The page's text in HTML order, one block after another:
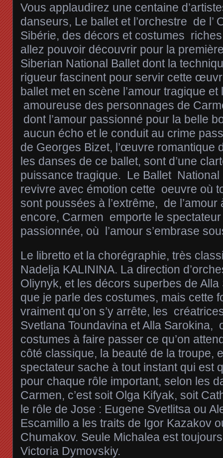
Vous applaudirez une centaine
danseurs, Le ballet et l’orchestre de l’
Sibérie, des décors et costumes
allez pouvoir découvrir pour la
Siberian National Ballet dont la
rigueur fascinent pour servir cette
ballet met en scène l’amour tragique et
amoureuse des personnages de
dont l’amour passionné pour la belle
aucun écho et le conduit au crime
de Georges Bizet, l’œuvre romantique
les danses de ce ballet, sont d’une
puissance tragique. Le Ballet National
revivre avec émotion cette oeuvre où
sont poussées à l’extrême, de l’amour
encore, Carmen emporte le
passionnée, où l’amour s’embrase
Le libretto et la chorégraphie, très
Nadelja KALININA. La direction
Oliynyk, et les décors superbes de
que je parle des costumes, mais cette
vraiment qu’on s’y arrête, les
Svetlana Toundavina et Alla Sarokina,
costumes à faire passer ce qu’on
côté classique, la beauté de la troupe,
spectateur sache à tout instant qui est
pour chaque rôle important, selon les
Carmen, c’est soit Olga Kifyak, soit
le rôle de Jose : Eugene Svetlitsa ou
Escamillo a les traits de Igor Kazakov
Chumakov. Seule Michalea est
Victoria Dymovskiy.